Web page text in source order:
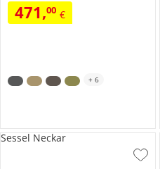
471,00 €
+ 6
Sessel Neckar